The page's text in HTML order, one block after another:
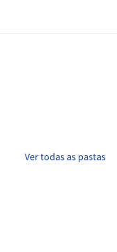
Ver todas as pastas